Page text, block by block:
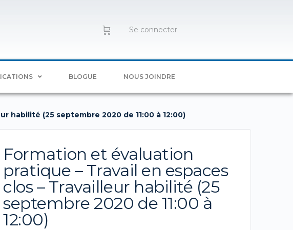
Se connecter
BLOGUE NOUS JOINDRE
habilité (25 septembre 2020 de 11:00 à 12:00)
Formation et évaluation
pratique – Travail en espaces
clos – Travailleur habilité (25
septembre 2020 de 11:00 à
12:00)